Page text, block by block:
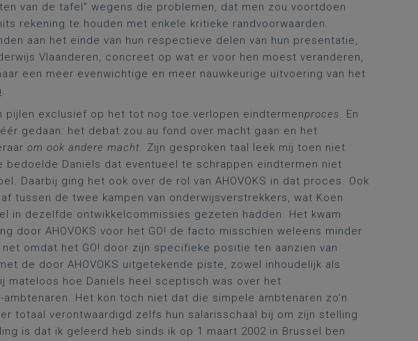
van de tafel” wegens die problemen, dat men zou voortdoen
rekening te houden met enkele kritieke randvoorwaarden.
aan het einde van hun respectieve delen van hun presentatie,
Vlaanderen, concreet op wat er voor hen moest veranderen,
een meer evenwichtige en meer nauwkeurige uitvoering van het
.
exclusief op het tot nog toe verlopen eindtermenproces. En
gedaan: het debat zou au fond over macht gaan en het
om ook andere macht. Zijn gesproken taal leek mij toen niet
Daniëls dat eventueel te schrappen eindtermen niet
Daarbij ging het ook over de rol van AHOVOKS in dat proces. Ook
tussen de twee kampen van onderwijsverstrekkers, wat Koen
in dezelfde ontwikkelcommissies gezeten hadden. Het kwam
door AHOVOKS voor het GO! de facto misschien weleens minder
omdat het GO! door zijn specifieke positie ten aanzien van
de door AHOVOKS uitgetekende piste, zowel inhoudelijk als
mateloos hoe Daniëls heel sceptisch was over het
ambtenaren. Het kon toch niet dat die simpele ambtenaren zo’n
totaal verontwaardigd zelfs hun salarisschaal bij om zijn stelling
is dat ik geleerd heb sinds ik op 1 maart 2002 in Brussel ben